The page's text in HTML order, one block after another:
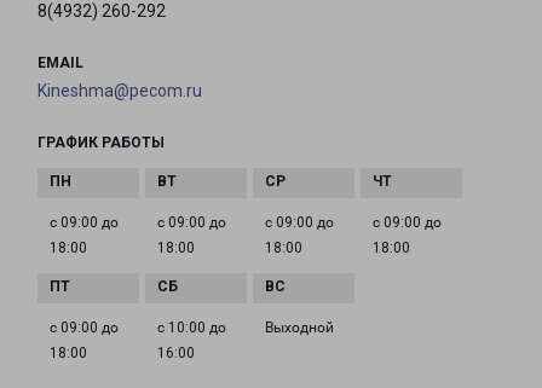
8(4932) 260-292
EMAIL
Kineshma@pecom.ru
ГРАФИК РАБОТЫ
с 09:00 до
18:00
с 09:00 до
18:00
с 09:00 до
18:00
с 09:00 до
18:00
с 09:00 до
18:00
с 10:00 до
16:00
Выходной